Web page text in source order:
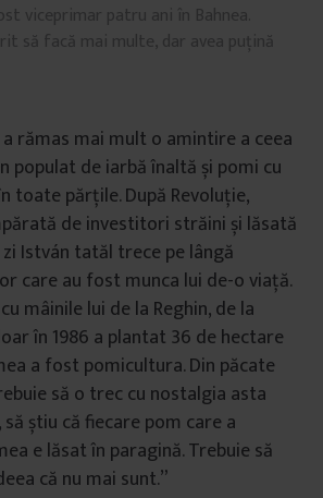
viceprimar patru ani în Bahnea.
să facă mai multe, dar avea puțină
a rămas mai mult o amintire a ceea
populat de iarbă înaltă și pomi cu
toate părțile. După Revoluție,
de investitori străini și lăsată
István tatăl trece pe lângă
care au fost munca lui de-o viață.
mâinile lui de la Reghin, de la
în 1986 a plantat 36 de hectare
a fost pomicultura. Din păcate
să o trec cu nostalgia asta
știu că fiecare pom care a
e lăsat în paragină. Trebuie să
că nu mai sunt.”